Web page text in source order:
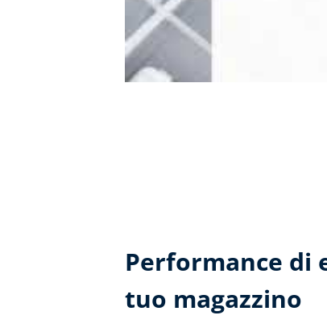
Performance di
tuo magazzino